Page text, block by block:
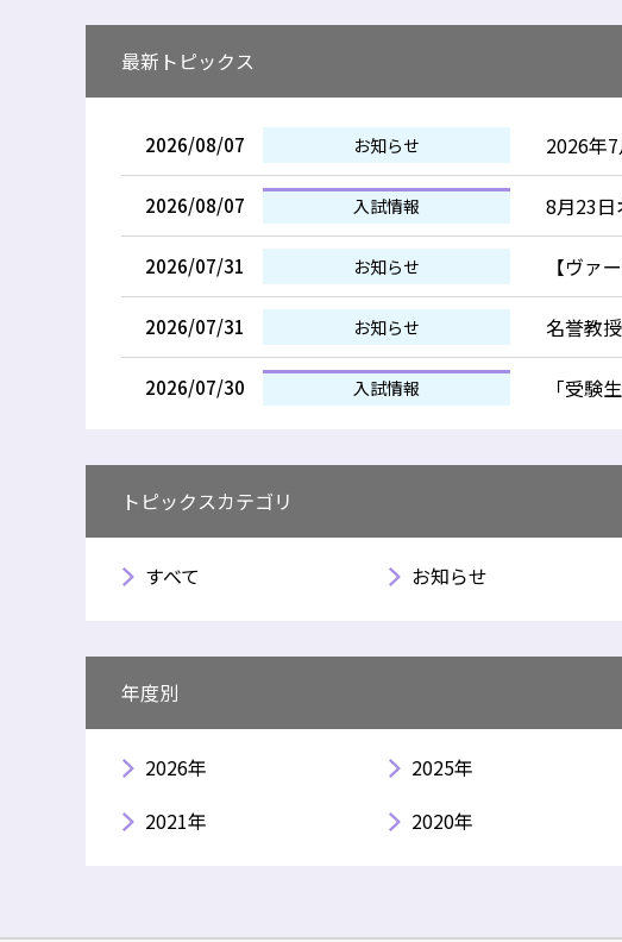
最新トピックス
2026/08/07 お知らせ 2026年
2026/08/07 入試情報 8月23日
2026/07/31 お知らせ 【ヴァ
2026/07/31 お知らせ 名誉教
2026/07/30 入試情報 「受験
トピックスカテゴリ
すべて お知らせ
年度別
2026年 2025年
2021年
2020年